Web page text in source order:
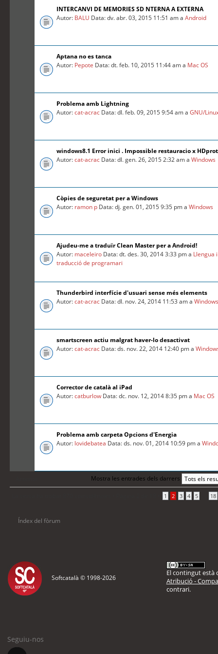
INTERCANVI DE MEMORIES SD NTERNA A EXTERNA
Autor: BALU Data: dv. abr. 03, 2015 11:51 am aAndroid
Aptana no es tanca
Autor: Pepote Data: dt. feb. 10, 2015 11:44 am a Mac OS
Problema amb Lightning
Autor:cat-acrac Data: dl. feb. 09, 2015 9:54 am aGNU/
windows8.1 Error inici . Impossible restauracio x
Autor:cat-acrac Data: dl. gen. 26, 2015 2:32 am aWindows
Còpies de seguretat per a Windows
Autor: ramon p Data: dj. gen. 01, 2015 9:35 pm aWindows
Ajudeu-me a traduïr Clean Master per a Android!
Autor: maceleiro Data: dt. des. 30, 2014 3:33 pm a Llengua i
traducció de programari
Thunderbird interfície d'usuari sense més elements
Autor:cat-acrac Data: dl. nov. 24, 2014 11:53 am a
smartscreen actiu malgrat haver-lo desactivat
Autor:cat-acrac Data: ds. nov. 22, 2014 12:40 pm a
Corrector de català al iPad
Autor:catburlow Data: dc. nov. 12, 2014 8:35 pm a Mac OS
Problema amb carpeta Opcions d'Energia
Autor: lovidebatea Data: ds. nov. 01, 2014 10:59 pm a
Mostra les entrades dels darrers
1 2 3 4 5 18
Índex del fòrum
Softcatalà © 1998-2026
El contingut està
Atribució -
contrari.
Seguiu-nos